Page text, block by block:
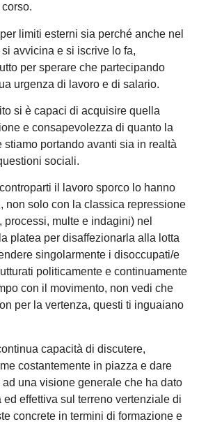
limiti esterni sia perché anche nel
avvicina e si iscrive lo fa,
per sperare che partecipando
urgenza di lavoro e di salario.
si è capaci di acquisire quella
e consapevolezza di quanto la
stiamo portando avanti sia in realtà
sociali.
il lavoro sporco lo hanno
non solo con la classica repressione
multe e indagini) nel
platea per disaffezionarla alla lotta
singolarmente i disoccupati/e
politicamente e continuamente
con il movimento, non vedi che
per la vertenza, questi ti inguaiano
capacità di discutere,
costantemente in piazza e dare
una visione generale che ha dato
ed effettiva sul terreno vertenziale di
concrete in termini di formazione e